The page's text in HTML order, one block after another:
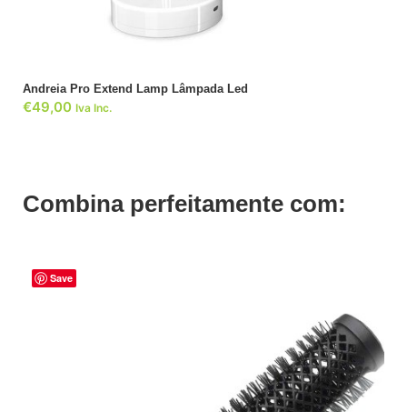
Andreia Pro Extend Lamp Lâmpada Led
€49,00 Iva Inc.
Combina perfeitamente com:
Save